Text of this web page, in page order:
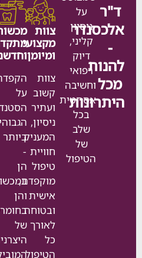
על
ניסיון
רפואי
וחשיבה
אסתטית
צוות
מקצועי
ומיומן
צוות
קשוב
ועתיר
ניסיון,
המעניק
חוויית
טיפול
מכשור
מתקדם
וחדשני
הקפדה
על
הסטנדרטים
הגבוהים
ביותר
-
הן
במכשור
בחומרים
היצרניות
המובילות
תעודת
אחריות
המרפאה
מעניקה
למטופליה
תעודת
אחריות
בכתב
לשתלים,
לכתרים
ולגשרים.